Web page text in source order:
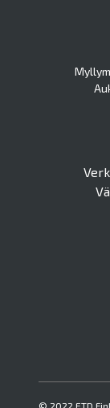
© 2022 ETD